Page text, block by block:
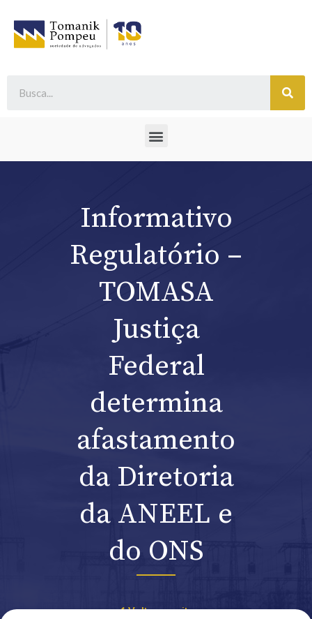
Informativo
Regulatório –
TOMASA
Justiça
Federal
determina
afastamento
da Diretoria
da ANEEL e
do ONS
Voltar ao site